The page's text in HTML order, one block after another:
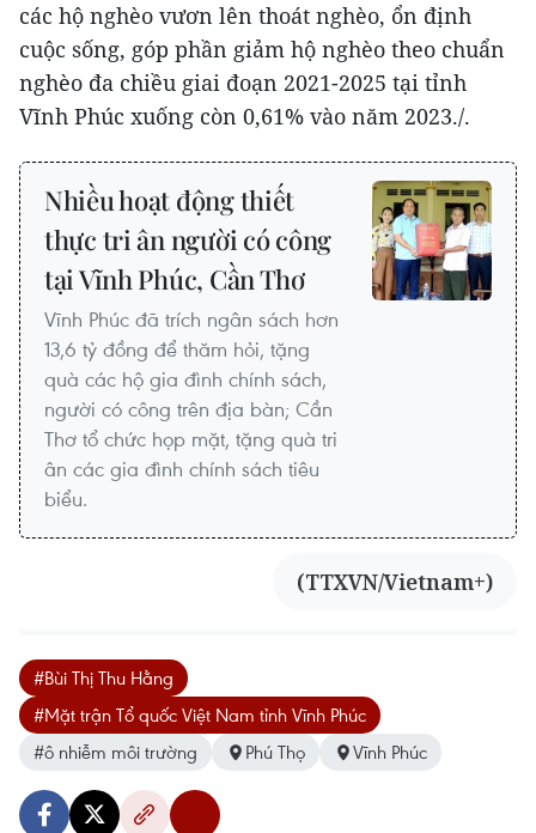
các hộ nghèo vươn lên thoát nghèo, ổn định
cuộc sống, góp phần giảm hộ nghèo theo chuẩn
nghèo đa chiều giai đoạn 2021-2025 tại tỉnh
Vĩnh Phúc xuống còn 0,61% vào năm 2023./.
Nhiều hoạt động thiết
thực tri ân người có công
tại Vĩnh Phúc, Cần Thơ
Vĩnh Phúc đã trích ngân sách hơn
13,6 tỷ đồng để thăm hỏi, tặng
quà các hộ gia đình chính sách,
người có công trên địa bàn; Cần
Thơ tổ chức họp mặt, tặng quà tri
ân các gia đình chính sách tiêu
biểu.
(TTXVN/Vietnam+)
#Bùi Thị Thu Hằng
#Mặt trận Tổ quốc Việt Nam tỉnh Vĩnh Phúc
#ô nhiễm môi trường
Phú Thọ Vĩnh Phúc